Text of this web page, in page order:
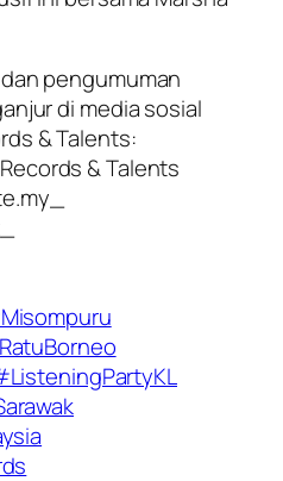
pengumuman
di media sosial
& Talents:
& Talents